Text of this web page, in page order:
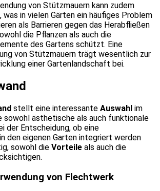
von Stützmauern kann zudem
was in vielen Gärten ein häufiges Problem
als Barrieren gegen das Herabfließen
die Pflanzen als auch die
des Gartens schützt. Eine
von Stützmauern trägt wesentlich zur
einer Gartenlandschaft bei.
stellt eine interessante Auswahl im
sowohl ästhetische als auch funktionale
der Entscheidung, ob eine
in den eigenen Garten integriert werden
sowohl die Vorteile als auch die
von Flechtwerk